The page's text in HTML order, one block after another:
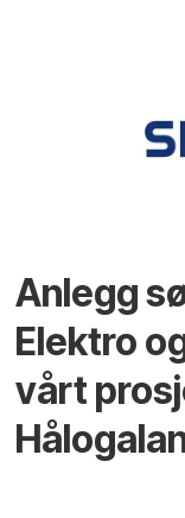
Anlegg
Elektro
vårt